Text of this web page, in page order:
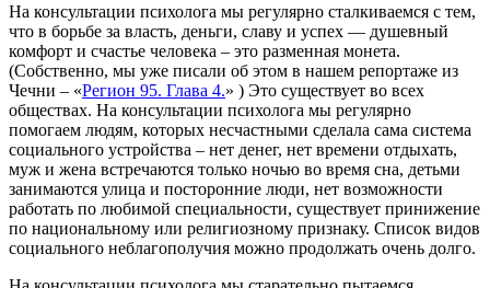
На консультации психолога мы регулярно сталкиваемся с тем,
что в борьбе за власть, деньги, славу и успех — душевный
комфорт и счастье человека – это разменная монета.
(Собственно, мы уже писали об этом в нашем репортаже из
Чечни – «Регион 95. Глава 4.» ) Это существует во всех
обществах. На консультации психолога мы регулярно
помогаем людям, которых несчастными сделала сама система
социального устройства – нет денег, нет времени отдыхать,
муж и жена встречаются только ночью во время сна, детьми
занимаются улица и посторонние люди, нет возможности
работать по любимой специальности, существует принижение
по национальному или религиозному признаку. Список видов
социального неблагополучия можно продолжать очень долго.